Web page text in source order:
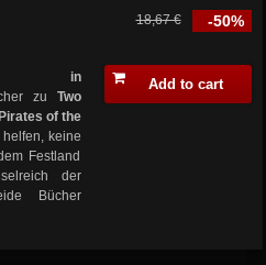
in
zu Two
Pirates of the
keine
Festland
der
Bücher
-50%
18,67 €
Add to cart